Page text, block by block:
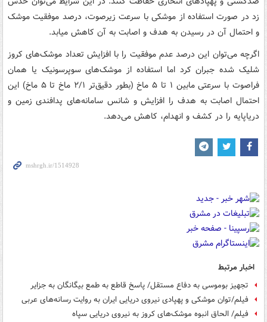
زد در صورت استفاده از موشکی با سرعت زیرصوت، درصد موفقیت موشک
و احتمال آن در رسیدن به هدف و اصابت به آن کاهش میابد.
اگرچه می‌توان این درصد عدم موفقیت را با افزایش تعداد موشک‌های کروز
شلیک شده جبران کرد اما استفاده از موشک‌های سوپرسونیک یا همان
فراصوت با سرعتی مابین ۱ تا ۵ ماخ (بطور دقیق‌تر ۲/۱ ماخ تا ۵ ماخ) این
احتمال اصابت به هدف را افزایش و شانس سامانه‌های پدافندی زمین و
دریاپایه را در کشف و انهدام، کاهش می‌دهد.
اخبار مرتبط
تجهیز بوموسی به دفاع مستقل/ پاسخ قاطع به طمع بیگانگان به جزایر
فیلم/توان موشکی و پهپادی نیروی دریایی ایران به روایت رسانه‌های عربی
فیلم/ الحاق انبوه موشک‌های کروز به نیروی دریایی سپاه